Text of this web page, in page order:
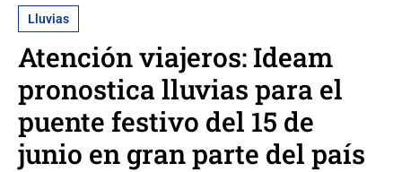
Lluvias
Atención viajeros: Ideam
pronostica lluvias para el
puente festivo del 15 de
junio en gran parte del país